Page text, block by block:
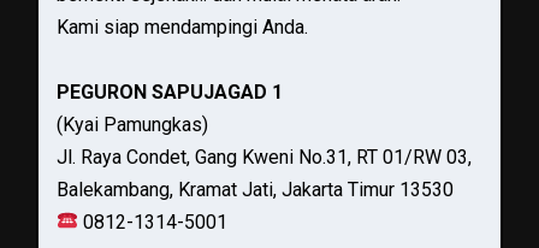
Kami siap mendampingi Anda.
PEGURON SAPUJAGAD 1
(Kyai Pamungkas)
Jl. Raya Condet, Gang Kweni No.31, RT 01/RW 03,
Balekambang, Kramat Jati, Jakarta Timur 13530
0812-1314-5001